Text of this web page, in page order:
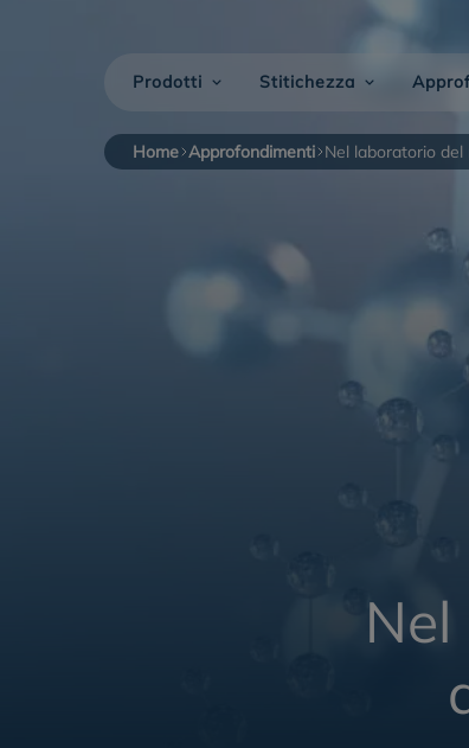
Prodotti
Onligol Bambini
Stitichezza
Home Approfondimenti Nel laboratorio